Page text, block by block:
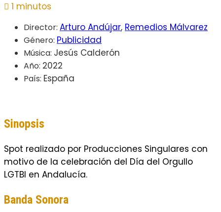
1 minutos
Director: Arturo Andújar, Remedios Málvarez
Género: Publicidad
Música: Jesús Calderón
Año: 2022
País: España
Sinopsis
Spot realizado por Producciones Singulares con
motivo de la celebración del Día del Orgullo
LGTBI en Andalucía.
Banda Sonora